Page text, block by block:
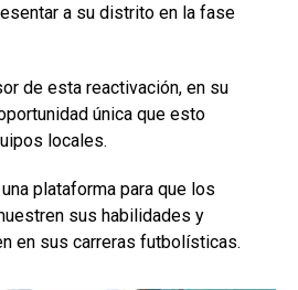
a su distrito en la fase
de esta reactivación, en su
única que esto
locales.
plataforma para que los
sus habilidades y
en sus carreras futbolísticas.